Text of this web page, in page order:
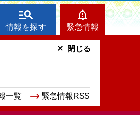
情報を探す 緊急情報
一覧 緊急情報RSS
閉じる